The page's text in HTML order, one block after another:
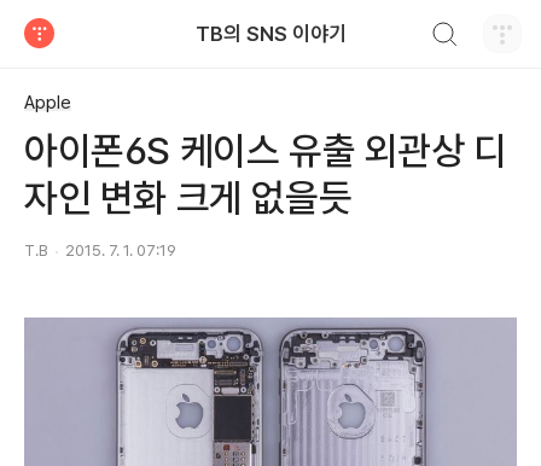
TB의 SNS 이야기
Apple
아이폰6S 케이스 유출 외관상 디
자인 변화 크게 없을듯
T.B 2015. 7. 1. 07:19